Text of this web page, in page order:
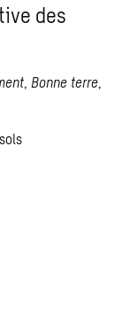
des
, Bonne terre,